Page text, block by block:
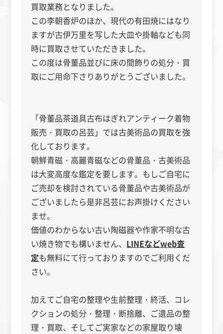
買取業務となりました。
この李朝香炉のほか、現代の有田焼にはなり
ますが古伊万里を写した大皿や掛軸なども同
時に買取させていただきました。
この度は骨董品並びに床の間飾りの処分・買
取にご用命下さりありがとうございました。
「骨董品茶道具古布はぎれアンティーク着物
販売・買取の呂芸」では古美術品の買取を強
化しております。
朝鮮青磁・高麗青磁などの骨董品・古美術品
は大変高度な鑑定を要します。もしご自宅に
ご売却を検討されている骨董品や古美術品が
ございましたら是非呂芸にお声掛けください
ませ。
価値のわからない古い陶磁器や作家不明な古
い焼き物でも構いません、 LINEなどweb査
定も無料にて行っておりますのでご利用くだ
さい。
加えてご自宅の整理や生前整理・終活、コレ
クションの処分・整理・断捨離、ご遺品の整
理・買取、そしてご実家などの家屋取り壊